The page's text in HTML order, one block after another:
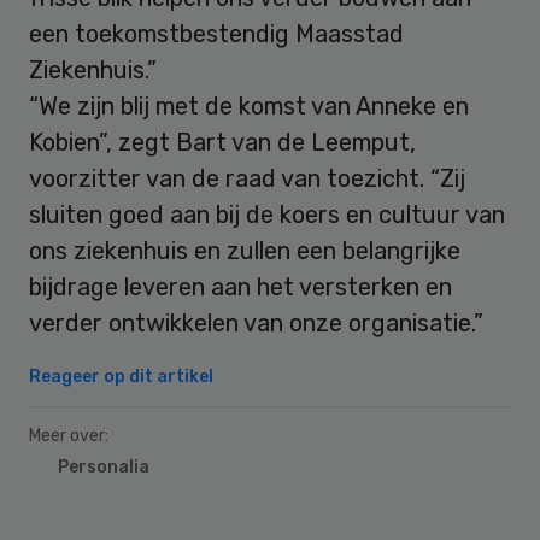
een toekomstbestendig Maasstad
Ziekenhuis.”
“We zijn blij met de komst van Anneke en
Kobien”, zegt Bart van de Leemput,
voorzitter van de raad van toezicht. “Zij
sluiten goed aan bij de koers en cultuur van
ons ziekenhuis en zullen een belangrijke
bijdrage leveren aan het versterken en
verder ontwikkelen van onze organisatie.”
Reageer op dit artikel
Meer over:
Personalia